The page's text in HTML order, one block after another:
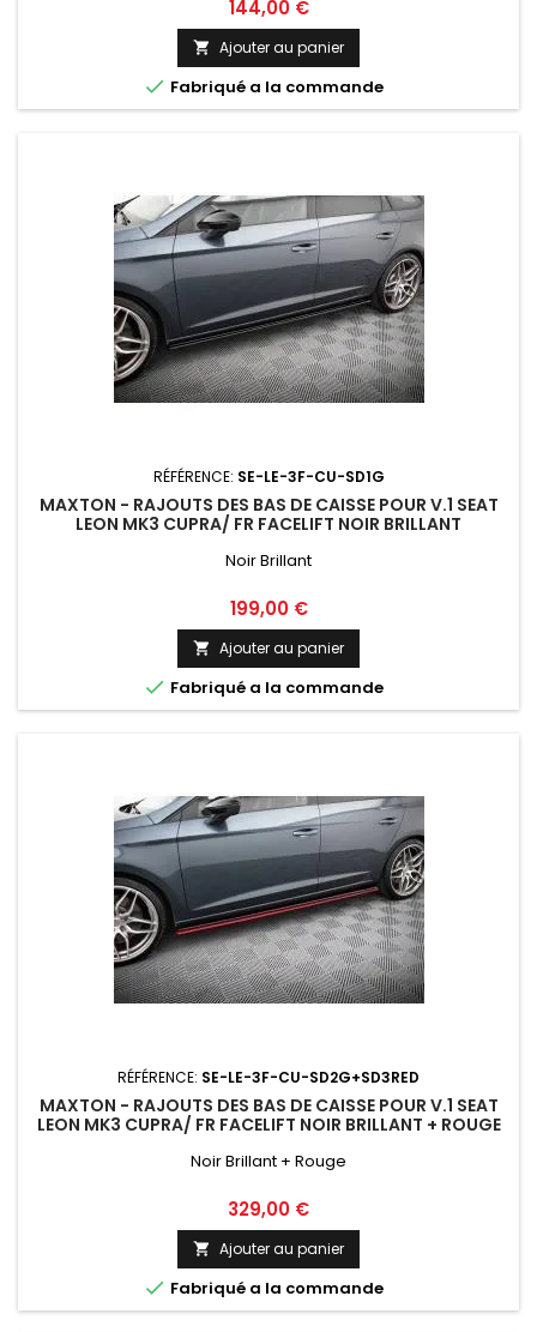
Prix
144,00 €
 Ajouter au panier
 Fabriqué a la commande
RÉFÉRENCE: SE-LE-3F-CU-SD1G
MAXTON - RAJOUTS DES BAS DE CAISSE POUR V.1 SEAT
LEON MK3 CUPRA/ FR FACELIFT NOIR BRILLANT
Noir Brillant
Prix
199,00 €
 Ajouter au panier
 Fabriqué a la commande
RÉFÉRENCE: SE-LE-3F-CU-SD2G+SD3RED
MAXTON - RAJOUTS DES BAS DE CAISSE POUR V.1 SEAT
LEON MK3 CUPRA/ FR FACELIFT NOIR BRILLANT + ROUGE
Noir Brillant + Rouge
Prix
329,00 €
 Ajouter au panier
 Fabriqué a la commande